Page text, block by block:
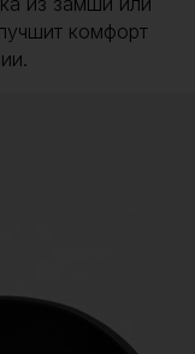
комфорт